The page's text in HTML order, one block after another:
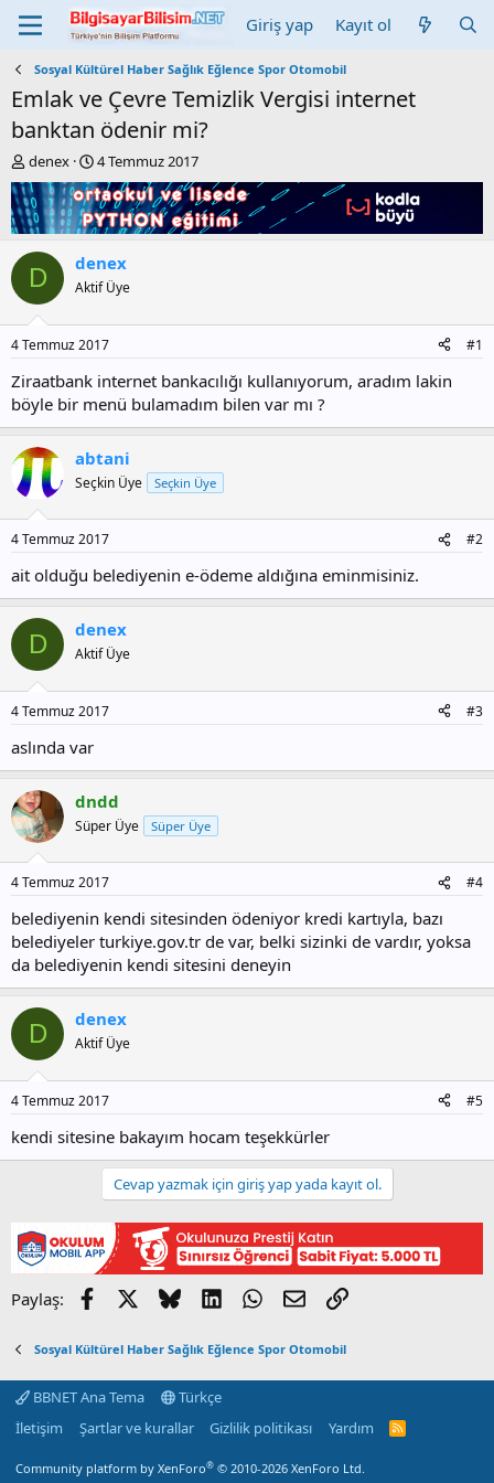
Giriş yap Kayıt ol
Sosyal Kültürel Haber Sağlık Eğlence Spor Otomobil
Emlak ve Çevre Temizlik Vergisi internet
banktan ödenir mi?
K
o
n
b
u
y
b
a
ş
l
a
t
a
denex
B
a
ş
l
a
n
g
ı
t
a
r
i
4 Temmuz 2017
D denex
Aktif Üye
4 Temmuz 2017 #1
Ziraatbank internet bankacılığı kullanıyorum, aradım lakin
böyle bir menü bulamadım bilen var mı ?
abtani
Seçkin Üye Seçkin Üye
4 Temmuz 2017 #2
ait olduğu belediyenin e-ödeme aldığına eminmisiniz.
D denex
Aktif Üye
4 Temmuz 2017 #3
aslında var
dndd
Süper Üye Süper Üye
4 Temmuz 2017 #4
belediyenin kendi sitesinden ödeniyor kredi kartıyla, bazı
belediyeler turkiye.gov.tr de var, belki sizinki de vardır, yoksa
da belediyenin kendi sitesini deneyin
D denex
Aktif Üye
4 Temmuz 2017 #5
kendi sitesine bakayım hocam teşekkürler
Cevap yazmak için giriş yap yada kayıt ol.
Paylaş: Facebook BlueskyLinkedInWhatsApp
E-postaLink
Sosyal Kültürel Haber Sağlık Eğlence Spor Otomobil
BBNET Ana Tema
Türkçe
İletişim
Şartlar ve kurallar Gizlilik politikası Yardım
R
Community platform by XenForo® © 2010-2026 XenForo Ltd.